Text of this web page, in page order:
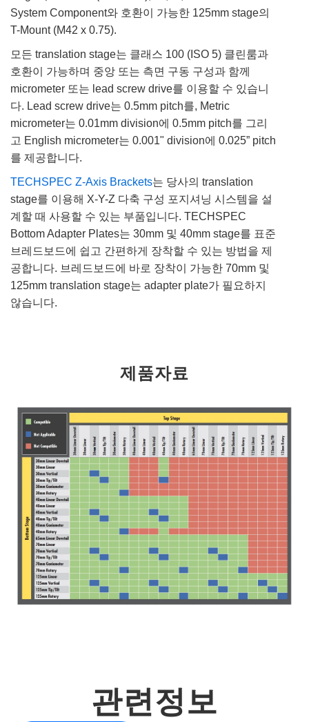
System Component와 호환이 가능한 125mm stage의
T-Mount (M42 x 0.75).
모든 translation stage는 클래스 100 (ISO 5) 클린룸과
호환이 가능하며 중앙 또는 측면 구동 구성과 함께
micrometer 또는 lead screw drive를 이용할 수 있습니
다. Lead screw drive는 0.5mm pitch를, Metric
micrometer는 0.01mm division에 0.5mm pitch를 그리
고 English micrometer는 0.001" division에 0.025” pitch
를 제공합니다.
TECHSPEC Z-Axis Brackets는 당사의 translation
stage를 이용해 X-Y-Z 다축 구성 포지셔닝 시스템을 설
계할 때 사용할 수 있는 부품입니다. TECHSPEC
Bottom Adapter Plates는 30mm 및 40mm stage를 표준
브레드보드에 쉽고 간편하게 장착할 수 있는 방법을 제
공합니다. 브레드보드에 바로 장착이 가능한 70mm 및
125mm translation stage는 adapter plate가 필요하지
않습니다.
제품자료
관련정보